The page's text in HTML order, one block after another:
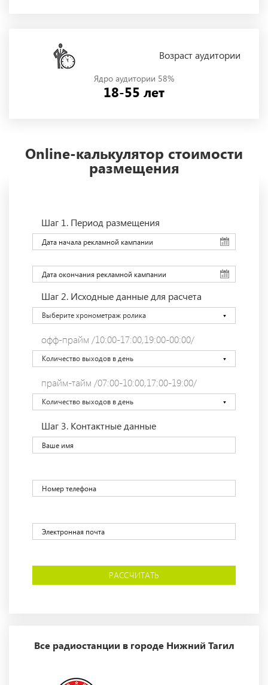
Возраст аудитории
Ядро аудитории 58%
18-55 лет
Online-калькулятор стоимости
размещения
Шаг 1.Период размещения
Шаг 2.Исходные данные для расчета
Выберите хронометраж ролика
офф-прайм /10:00-17:00,19:00-00:00/
Количество выходов в день
прайм-тайм /07:00-10:00,17:00-19:00/
Количество выходов в день
Шаг 3.Контактные данные
РАССЧИТАТЬ
Все радиостанции в городе Нижний Тагил